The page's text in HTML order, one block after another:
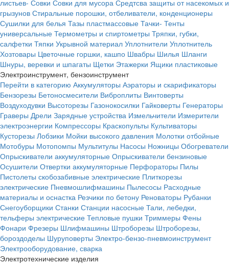
листьев- Совки Совки для мусора Средтсва защиты от насекомых и
грызунов Стиральные порошки, отбеливатели, конденционеры
Сушилки для белья Тазы пластмассовые Тачки- Тенты
универсальные Термометры и спиртометры Тряпки, губки,
салфетки Тяпки Укрывной материал Уплотнители Уплотнитель
Хозтовары Цветочные горшки, кашпо Швабры Шилья Шланги
Шнуры, веревки и шпагаты Щетки Этажерки Ящики пластиковые
Электроинструмент, бензоинструмент
Перейти в категорию Аккумуляторы Аэраторы и скарификаторы
Бензорезы Бетоносмесители Виброплиты Винтоверты
Воздуходувки Высоторезы Газонокосилки Гайковерты Генераторы
Граверы Дрели Зарядные устройства Измельчители Измерители
электроэнергии Компрессоры Краскопульты Культиваторы
Кусторезы Лобзики Мойки высокого давления Молотки отбойные
Мотобуры Мотопомпы Мультитулы Насосы Ножницы Обогреватели
Опрыскиватели аккумуляторные Опрыскиватели бензиновые
Осушители Отвертки аккумуляторные Перфораторы Пилы
Пистолеты скобозабивные электрические Плиткорезы
электрические Пневмошлифмашины Пылесосы Расходные
материалы и оснастка Резчики по бетону Реноваторы Рубанки
Снегоуборщики Станки Станции насосные Тали, лебедки,
тельферы электрические Тепловые пушки Триммеры Фены
Фонари Фрезеры Шлифмашины Штроборезы Штроборезы,
бороздоделы Шуруповерты Электро-бензо-пневмоинструмент
Электрооборудование, сварка
Электротехнические изделия